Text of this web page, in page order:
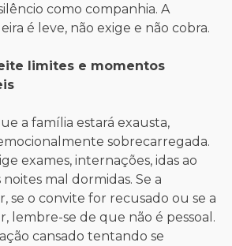
como companhia. A
é leve, não exige e não cobra.
limites e momentos
a família estará exausta,
sobrecarregada.
exames, internações, idas ao
mal dormidas. Se a
se o convite for recusado ou se a
lembre-se de que não é pessoal.
cansado tentando se